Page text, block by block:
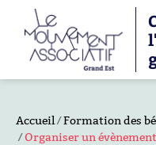
Accueil Formation des
Organiser un